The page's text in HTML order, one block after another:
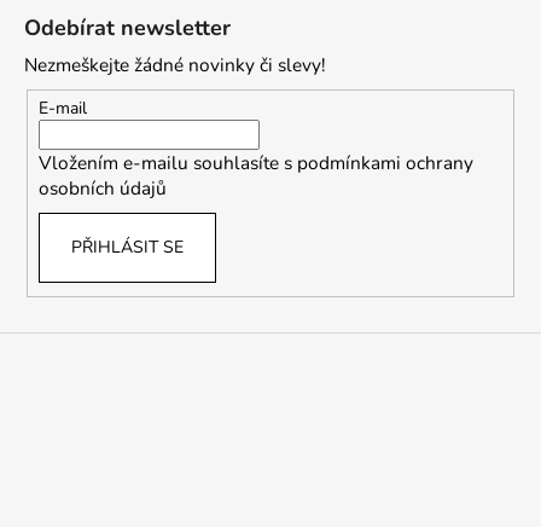
Odebírat newsletter
Nezmeškejte žádné novinky či slevy!
E-mail
Vložením e-mailu souhlasíte s podmínkami ochrany
osobních údajů
PŘIHLÁSIT SE